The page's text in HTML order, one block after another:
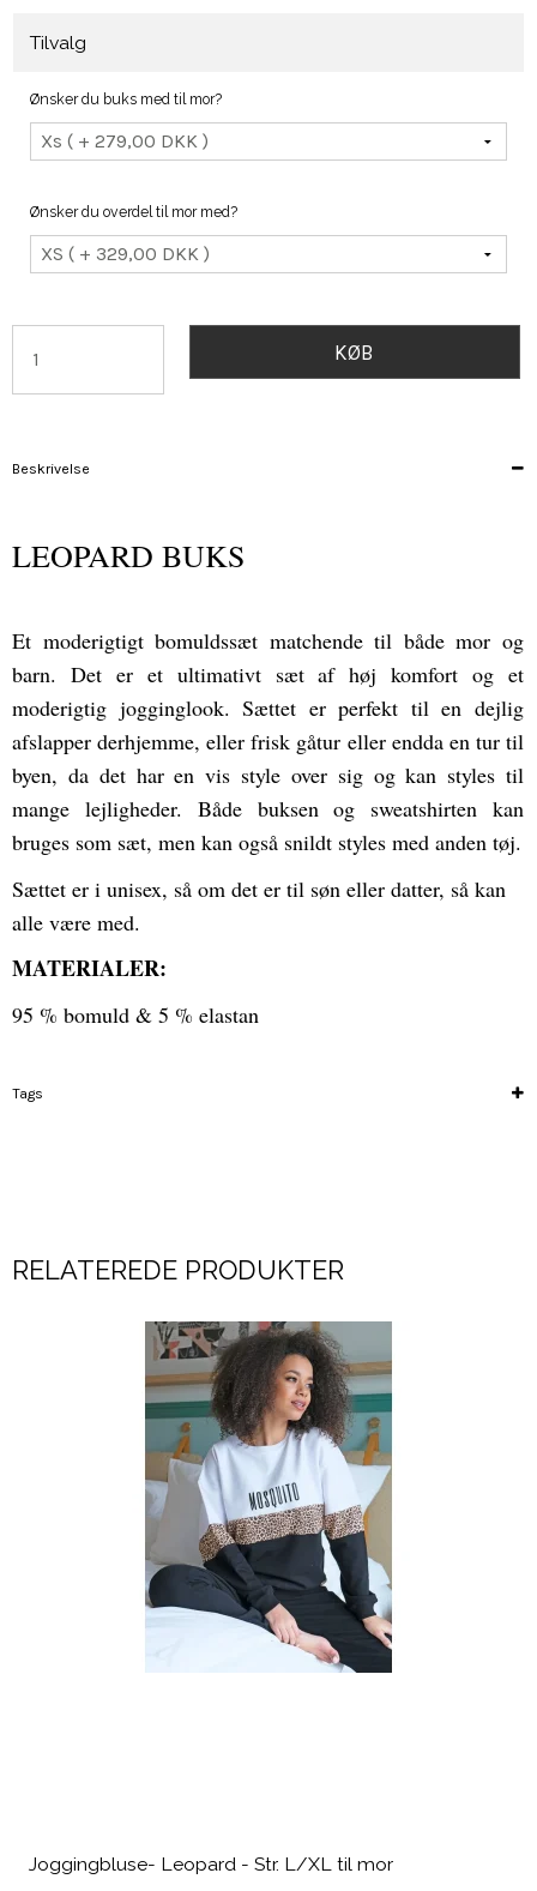
Tilvalg
Ønsker du buks med til mor?
Ønsker du overdel til mor med?
KØB
Beskrivelse
LEOPARD BUKS
Et moderigtigt bomuldssæt matchende til både mor og
barn. Det er et ultimativt sæt af høj komfort og et
moderigtig jogginglook. Sættet er perfekt til en dejlig
afslapper derhjemme, eller frisk gåtur eller endda en tur til
byen, da det har en vis style over sig og kan styles til
mange lejligheder. Både buksen og sweatshirten kan
bruges som sæt, men kan også snildt styles med anden tøj.
Sættet er i unisex, så om det er til søn eller datter, så kan
alle være med.
MATERIALER:
95 % bomuld & 5 % elastan
Tags
RELATEREDE PRODUKTER
Joggingbluse- Leopard - Str. L/XL til mor